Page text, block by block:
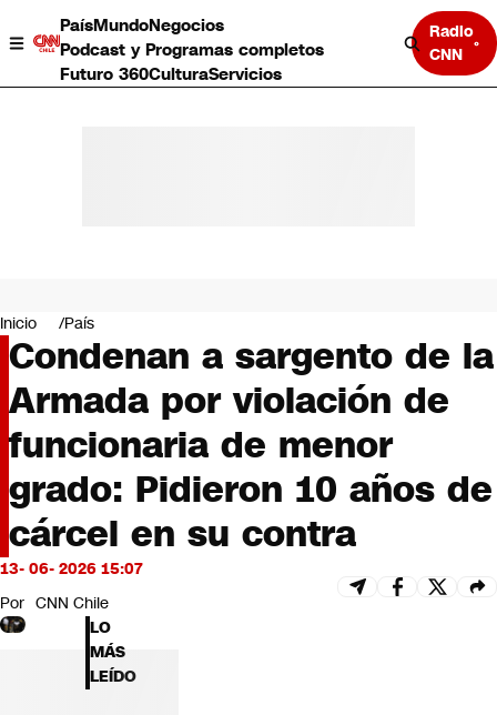
PaísMundoNegocios
Podcast y Programas completos
Futuro 360CulturaServicios
Radio
CNN
Negocios
Deportes
Programas completos
Cultura
Servicios
Bits
CNN tiempo
Futuro 360
Opinión
Inicio País
Condenan a sargento de la
Armada por violación de
funcionaria de menor
grado: Pidieron 10 años de
cárcel en su contra
13- 06- 2026 15:07
Por CNN Chile
LO
MÁS
LEÍDO